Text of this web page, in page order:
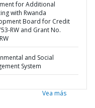
for Additional
with Rwanda
Board for Credit
RW and Grant No.
and Social
System
Vea más